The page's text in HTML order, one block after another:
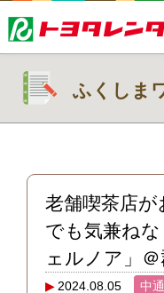
ふくしま
老舗喫茶店
でも気兼ね
ェルノア」
2024.08.05
中